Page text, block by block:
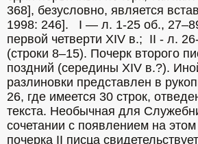
368], безусловно, является
1998: 246].   I — л. 1-25 об.,
первой четверти XIV в.;  II - л.
(строки 8–15). Почерк второго
поздний (середины XIV в.?).
разлиновки представлен в
26, где имеется 30 строк,
текста. Необычная для
сочетании с появлением на
почерка II писца